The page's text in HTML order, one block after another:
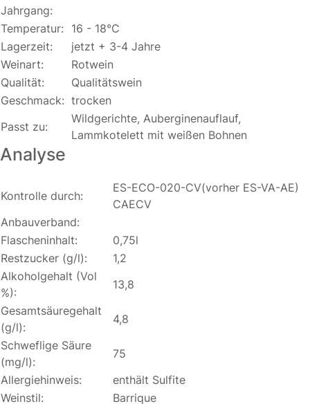
Jahrgang:
Temperatur: 16 - 18°C
Lagerzeit:
jetzt + 3-4 Jahre
Weinart:
Rotwein
Qualität:
Qualitätswein
Geschmack: trocken
Passt zu:
Wildgerichte, Auberginenauflauf,
Lammkotelett mit weißen Bohnen
Analyse
Kontrolle durch:
ES-ECO-020-CV(vorher ES-VA-AE)
CAECV
Anbauverband:
Flascheninhalt:
0,75l
Restzucker (g/l):
1,2
Alkoholgehalt (Vol
%):
13,8
Gesamtsäuregehalt
(g/l):
4,8
Schweflige Säure
(mg/l):
75
Allergiehinweis:
enthält Sulfite
Weinstil:
Barrique